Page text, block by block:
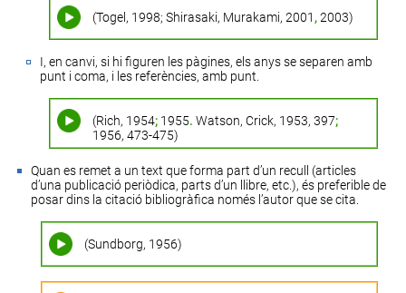
(Togel, 1998; Shirasaki, Murakami, 2001 ,2003)
I, en canvi, si hi figuren les pàgines, els anys se separen amb
punt i coma, i les referències, amb punt.
(Rich, 1954; 1955. Watson, Crick, 1953, 397;
1956, 473-475)
Quan es remet a un text que forma part d’un recull (articles
d’una publicació periòdica, parts d’un llibre, etc.), és preferible de
posar dins la citació bibliogràfica només l’autor que se cita.
(Sundborg, 1956)